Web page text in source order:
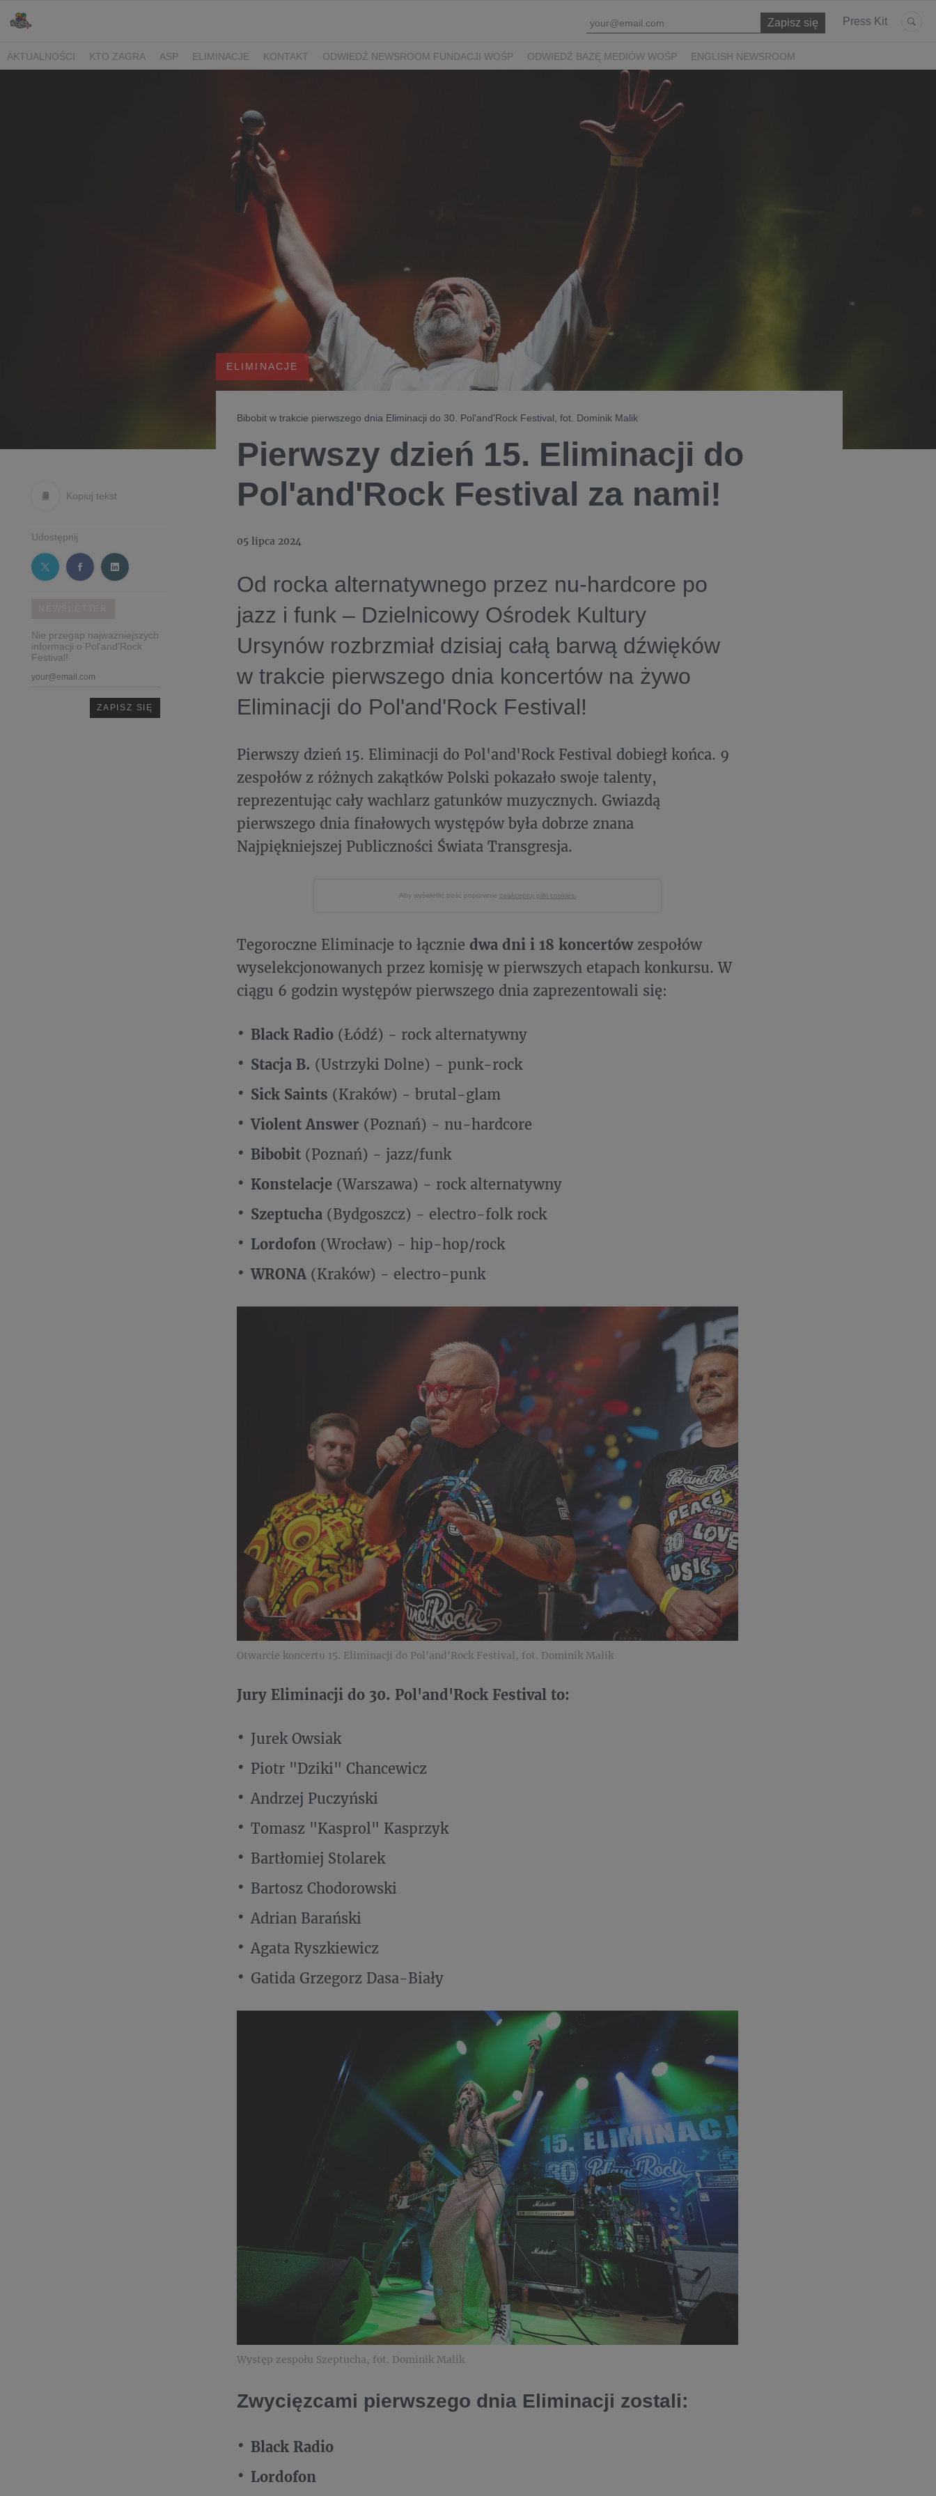
Press Kit
AKTUALNOŚCI KTO ZAGRA ASP ELIMINACJE KONTAKT ODWIEDŹ NEWSROOM FUNDACJI WOŚP ODWIEDŹ BAZĘ MEDIÓW WOŚP ENGLISH NEWSROOM
Kopiuj tekst
Udostępnij
Nie przegap najważniejszych
informacji o Pol'and'Rock
Festival!
ELIMINACJE
Bibobit w trakcie pierwszego dnia Eliminacji do 30. Pol'and'Rock Festival, fot. Dominik Malik
Pierwszy dzień 15. Eliminacji do
Pol'and'Rock Festival za nami!
05 lipca 2024
Od rocka alternatywnego przez nu-hardcore po
jazz i funk – Dzielnicowy Ośrodek Kultury
Ursynów rozbrzmiał dzisiaj całą barwą dźwięków
w trakcie pierwszego dnia koncertów na żywo
Eliminacji do Pol'and'Rock Festival!
Pierwszy dzień 15. Eliminacji do Pol'and'Rock Festival dobiegł końca. 9
zespołów z różnych zakątków Polski pokazało swoje talenty,
reprezentując cały wachlarz gatunków muzycznych. Gwiazdą
pierwszego dnia finałowych występów była dobrze znana
Najpiękniejszej Publiczności Świata Transgresja.
Aby wyświetlić treść poprawnie zaakceptuj pliki cookies.
Tegoroczne Eliminacje to łącznie dwa dni i 18 koncertówzespołów
wyselekcjonowanych przez komisję w pierwszych etapach konkursu. W
ciągu 6 godzin występów pierwszego dnia zaprezentowali się:
Black Radio (Łódź) - rock alternatywny
Stacja B. (Ustrzyki Dolne) - punk-rock
Sick Saints (Kraków) - brutal-glam
Violent Answer (Poznań) - nu-hardcore
Bibobit (Poznań) - jazz/funk
Konstelacje (Warszawa) - rock alternatywny
Szeptucha (Bydgoszcz) - electro-folk rock
Lordofon (Wrocław) - hip-hop/rock
WRONA (Kraków) - electro-punk
Otwarcie koncertu 15. Eliminacji do Pol'and'Rock Festival, fot. Dominik Malik
Jury Eliminacji do 30. Pol'and'Rock Festival to:
Jurek Owsiak
Piotr "Dziki" Chancewicz
Andrzej Puczyński
Tomasz "Kasprol" Kasprzyk
Bartłomiej Stolarek
Bartosz Chodorowski
Adrian Barański
Agata Ryszkiewicz
Gatida Grzegorz Dasa-Biały
Występ zespołu Szeptucha, fot. Dominik Malik
Zwycięzcami pierwszego dnia Eliminacji zostali:
Black Radio
Lordofon